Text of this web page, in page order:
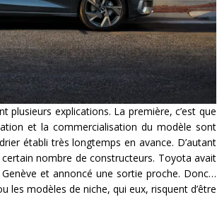
plusieurs explications. La première, c’est que
et la commercialisation du modèle sont
établi très longtemps en avance. D’autant
nombre de constructeurs. Toyota avait
et annoncé une sortie proche. Donc…
modèles de niche, qui eux, risquent d’être